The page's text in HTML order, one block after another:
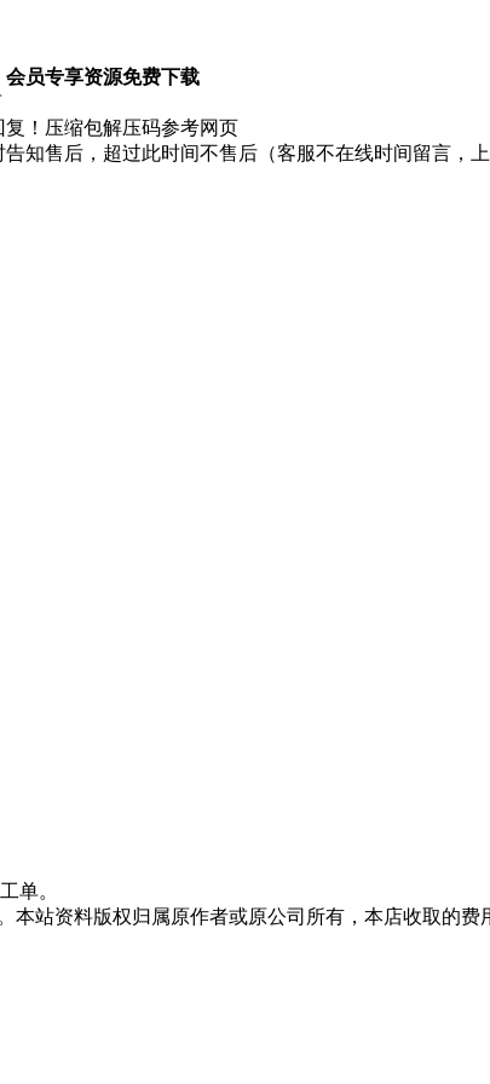
会员专享资源免费下载
！压缩包解压码参考网页
知售后，超过此时间不售后（客服不在线时间留言，上
单。
站资料版权归属原作者或原公司所有，本店收取的费